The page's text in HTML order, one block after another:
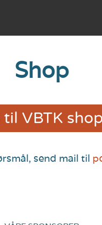
Shop
til VBTK shop
send mail til